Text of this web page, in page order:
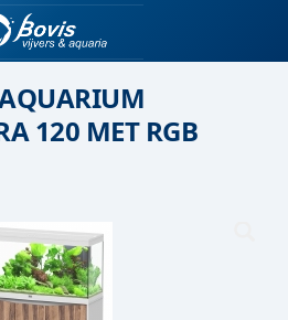
120 MET RGB